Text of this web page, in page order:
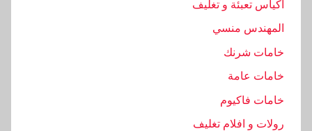
اكياس تعبئة و تغليف
المهندس منسي
خامات شرنك
خامات عامة
خامات فاكيوم
رولات و افلام تغليف